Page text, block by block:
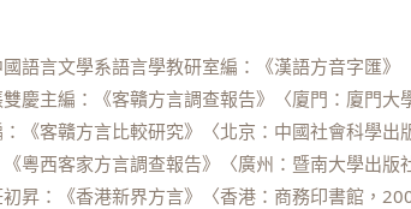
語言文學系語言學教研室編：《漢語方音字匯
慶主編：《客贛方言調查報告》〈廈門：廈門大
《客贛方言比較研究》〈北京：中國社會科學出
粵西客家方言調查報告》〈廣州：暨南大學出版
昇：《香港新界方言》〈香港：商務印書館，